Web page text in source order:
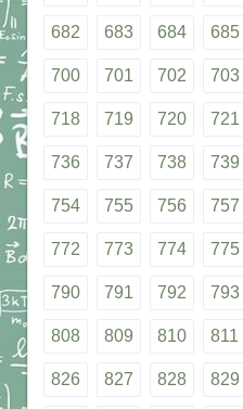
682 683 684 685
700 701 702 703
718 719 720 721
736 737 738 739
754 755 756 757
772 773 774 775
790 791 792 793
808 809 810 811
826 827 828 829